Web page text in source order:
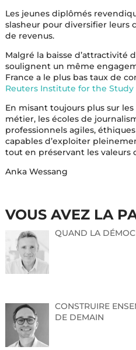
Les jeunes diplômés
slasheur pour diversifier leurs
de revenus.
Malgré la baisse d’attractivité
soulignent un même
France a le plus bas taux de
Reuters Institute for the Study
En misant toujours plus sur
métier, les écoles de
professionnels agiles,
capables d’exploiter
tout en préservant les valeurs
Anka Wessang
VOUS AVEZ LA
QUAND LA
CONSTRUIRE
DE DEMAIN